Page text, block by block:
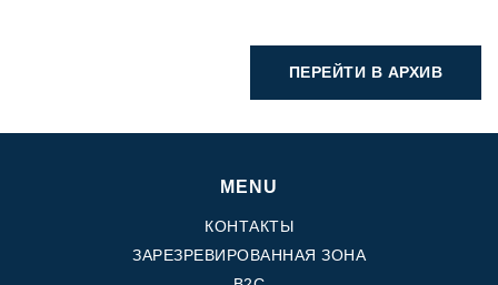
ПЕРЕЙТИ В АРХИВ
MENU
КОНТАКТЫ
ЗАРЕЗРЕВИРОВАННАЯ ЗОНА